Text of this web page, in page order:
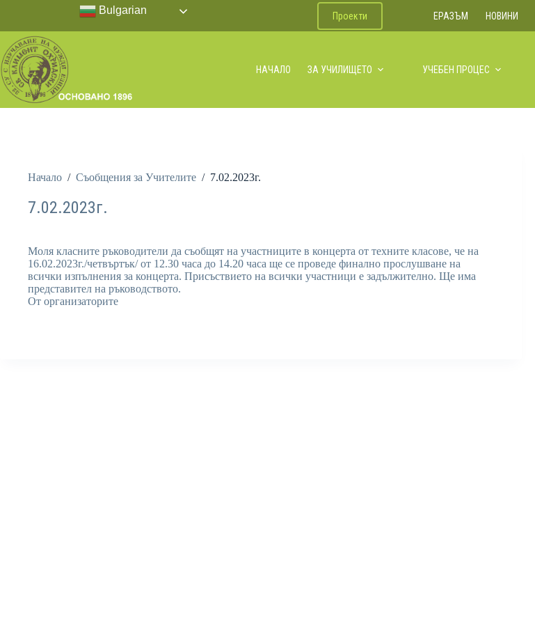
Проекти ЕРАЗЪМ НОВИНИ
НАЧАЛО ЗА УЧИЛИЩЕТО УЧЕБЕН ПРОЦЕС
Начало / Съобщения за Учителите / 7.02.2023г.
7.02.2023г.
Моля класните ръководители да съобщят на участниците в концерта от техните класове, че на
16.02.2023г./четвъртък/ от 12.30 часа до 14.20 часа ще се проведе финално прослушване на
всички изпълнения за концерта. Присъствието на всички участници е задължително. Ще има
представител на ръководството.
От организаторите
Bulgarian